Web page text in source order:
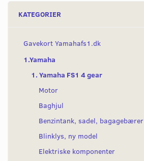
KATEGORIER
Gavekort Yamahafs1.dk
1.Yamaha
1. Yamaha FS1 4 gear
Motor
Baghjul
Benzintank, sadel, bagagebærer
Blinklys, ny model
Elektriske komponenter